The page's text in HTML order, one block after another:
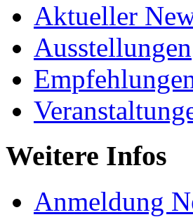
Aktueller
Ausstellungen
Weitere Infos
Anmeldung